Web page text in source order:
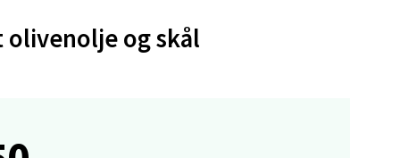
olivenolje og skål